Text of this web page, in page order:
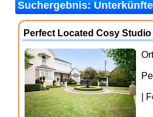
Suchergebnis:
Perfect Located Cosy
|